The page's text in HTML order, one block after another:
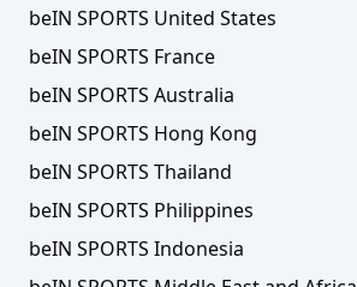
beIN SPORTS United States
beIN SPORTS France
beIN SPORTS Australia
beIN SPORTS Hong Kong
beIN SPORTS Thailand
beIN SPORTS Philippines
beIN SPORTS Indonesia